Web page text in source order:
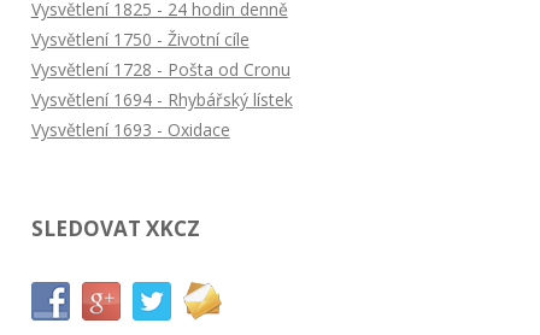
Vysvětlení 1825 - 24 hodin denně
Vysvětlení 1750 - Životní cíle
Vysvětlení 1728 - Pošta od Cronu
Vysvětlení 1694 - Rhybářský lístek
Vysvětlení 1693 - Oxidace
SLEDOVAT XKCZ